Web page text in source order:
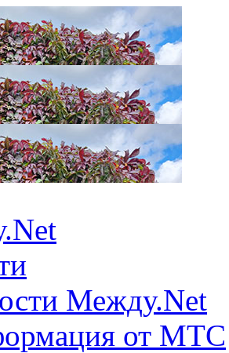
Между.Net
от МТС